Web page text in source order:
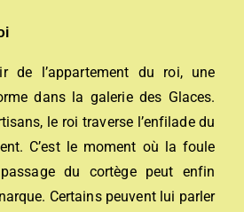
de l’appartement du roi, une
dans la galerie des Glaces.
le roi traverse l’enfilade du
C’est le moment où la foule
du cortège peut enfin
Certains peuvent lui parler